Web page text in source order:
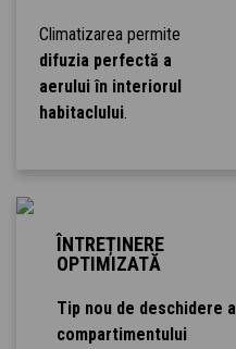
Climatizarea permite
difuzia perfectă a
aerului în interiorul
habitaclului.
ÎNTREȚINERE
OPTIMIZATĂ
Tip nou de deschidere a
compartimentului